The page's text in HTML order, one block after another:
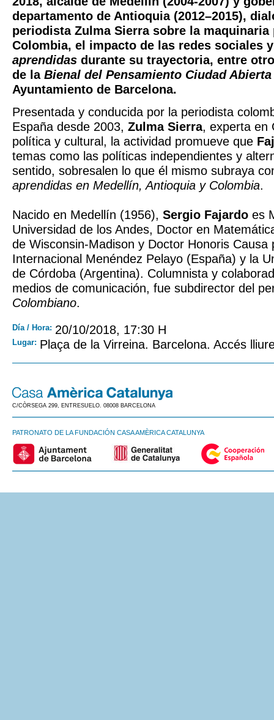
departamento de Antioquia (2012–2015),
periodista Zulma Sierra sobre la
Colombia, el impacto de las redes sociales
aprendidas durante su trayectoria, entre
de la Bienal del Pensamiento Ciudad Abierta
Ayuntamiento de Barcelona.
Presentada y conducida por la periodista
España desde 2003, Zulma Sierra, experta en
política y cultural, la actividad promueve que
temas como las políticas independientes y
sentido, sobresalen lo que él mismo subraya
aprendidas en Medellín, Antioquia y Colombia.
Nacido en Medellín (1956), Sergio Fajardo es
Universidad de los Andes, Doctor en
de Wisconsin-Madison y Doctor Honoris Causa
Internacional Menéndez Pelayo (España) y la
de Córdoba (Argentina). Columnista y
medios de comunicación, fue subdirector del
Colombiano.
Día / Hora: 20/10/2018, 17:30 H
Lugar: Plaça de la Virreina. Barcelona. Accés
C/CÒRSEGA 299, ENTRESUELO. 08008 BARCELONA
PATRONATO DE LA FUNDACIÓN CASA AMÈRICA CATALUNYA